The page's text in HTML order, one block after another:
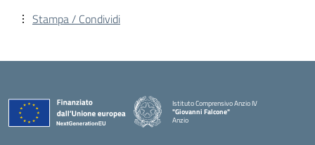
Stampa / Condividi
Istituto Comprensivo Anzio IV
"Giovanni Falcone"
Anzio